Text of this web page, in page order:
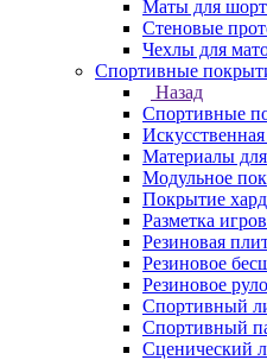
Маты для
Стеновые
Чехлы для
Спортивные
Назад
Спортивные
Искусственная
Материалы
Модульное
Покрытие
Разметка
Резиновая
Резиновое
Резиновое
Спортивный
Спортивный
Сценический